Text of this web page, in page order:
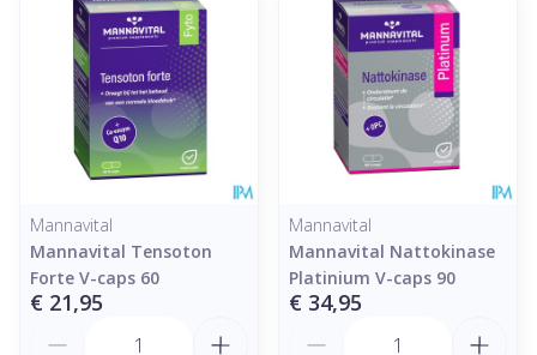
Mannavital
Mannavital Tensoton
Forte V-caps 60
€ 21,95
Mannavital
Mannavital Nattokinase
Platinium V-caps 90
€ 34,95